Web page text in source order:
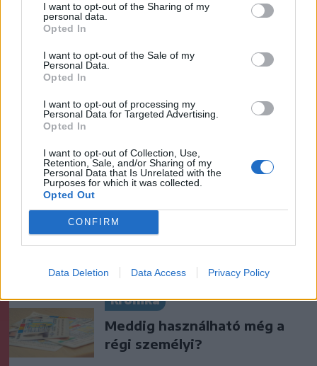
I want to opt-out of the Sharing of my
personal data.
Opted In
I want to opt-out of the Sale of my
Personal Data.
Opted In
I want to opt-out of processing my
Personal Data for Targeted Advertising.
Opted In
I want to opt-out of Collection, Use,
Retention, Sale, and/or Sharing of my
Personal Data that Is Unrelated with the
Purposes for which it was collected.
Opted Out
CONFIRM
Data Deletion Data Access Privacy Policy
„Óriási csattanás volt” – így
balesetre a csíkszeredai
családfő
Székelyhon
az üzemanyagok ára
Súlyos veszteség, kilenc
hónapra eltiltották a Sepsi
OSK csapatkapitányát
Krónika
Meddig használható még a
régi személyi?